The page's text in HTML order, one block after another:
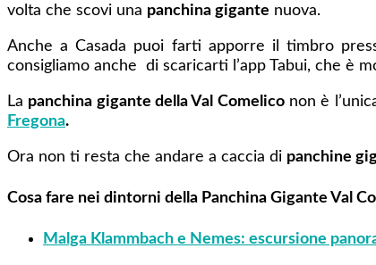
volta che scovi una panchina gigante nuova.
Anche a Casada puoi farti apporre il timbro
consigliamo anche di scaricarti l’app Tabui, che è
La panchina gigante della Val Comeliconon è
Fregona.
Ora non ti resta che andare a caccia di panchine
Cosa fare nei dintorni della Panchina Gigante Val
Malga Klammbach e Nemes: escursione